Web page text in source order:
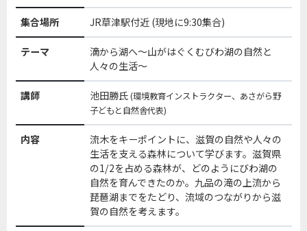
集合場所 JR草津駅付近 (現地に9:30集合)
テーマ
滴から湖へ～山がはぐくむびわ湖の自然と
人々の生活～
講師 池田勝氏(環境教育インストラクター、あさがら野
子どもと自然舎代表)
内容
流木をキーポイントに、滋賀の自然や人々の
生活を支える森林について学びます。滋賀県
の1/2を占める森林が、どのようにびわ湖の
自然を育んできたのか。九品の滝の上流から
琵琶湖までをたどり、流域のつながりから滋
賀の自然を考えます。